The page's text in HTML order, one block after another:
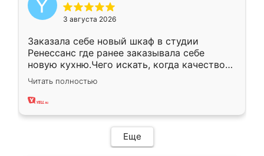
3 августа 2026
Заказала себе новый шкаф в студии
Ренессанс где ранее заказывала себе
новую кухню.Чего искать, когда качеством
вполне довольна. Служит кухня уже почти
два года, нареканий нет.
Читать полностью
Еще